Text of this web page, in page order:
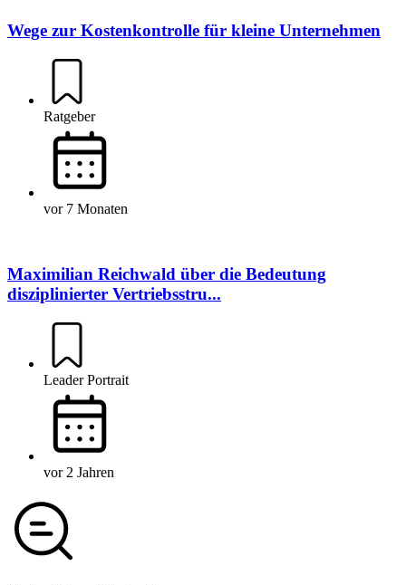
Wege zur Kostenkontrolle für kleine Unternehmen
Ratgeber
vor 7 Monaten
Maximilian Reichwald über die Bedeutung
disziplinierter Vertriebsstru...
Leader Portrait
vor 2 Jahren